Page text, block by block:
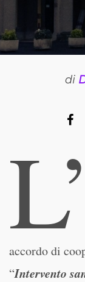
di
L’
accordo di
“Intervento